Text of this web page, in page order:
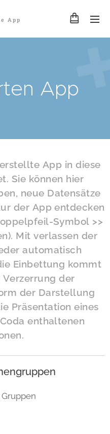
App
App
App in diese
Sie können hier
neue Datensätze
der App entdecken
Symbol >>
Mit verlassen der
automatisch
Einbettung kommt
der
der Darstellung
Präsentation eines
enthaltenen